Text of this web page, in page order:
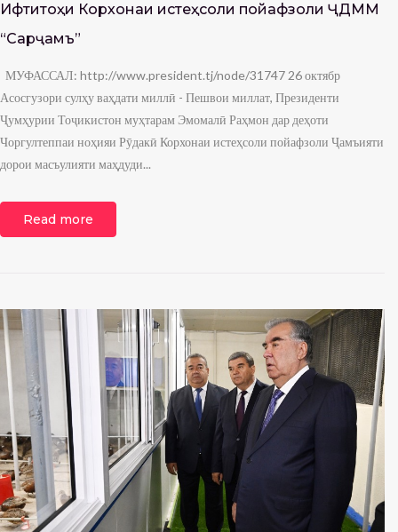
Ифтитоҳи Корхонаи истеҳсоли пойафзоли ҶДММ
“Сарҷамъ”
МУФАССАЛ: http://www.president.tj/node/31747 26 октябр
Асосгузори сулҳу ваҳдати миллӣ - Пешвои миллат, Президенти
Ҷумҳурии Тоҷикистон муҳтарам Эмомалӣ Раҳмон дар деҳоти
Чоргултеппаи ноҳияи Рӯдакӣ Корхонаи истеҳсоли пойафзоли Ҷамъияти
дорои масъулияти маҳдуди...
Read more